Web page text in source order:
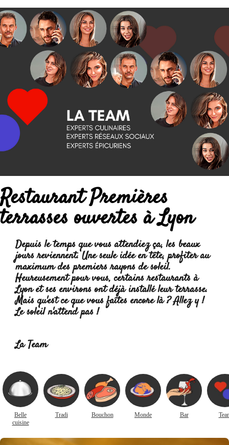
Restaurant Premières
terrasses ouvertes à Lyon
Depuis le temps que vous attendiez ça, les beaux
jours reviennent. Une seule idée en tête, profiter au
maximum des premiers rayons de soleil.
Heureusement pour vous, certains restaurants à
Lyon et ses environs ont déjà installé leur terrasse.
Mais qu'est ce que vous faîtes encore là ? Allez y !
Le soleil n'attend pas !
La Team
Belle
cuisine
Tradi Bouchon Monde Bar